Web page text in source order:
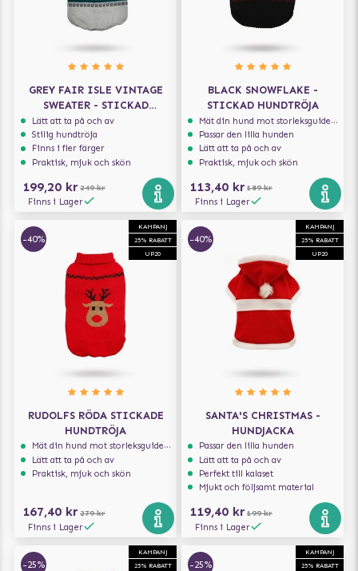
GREY FAIR ISLE VINTAGE
SWEATER - STICKAD
HUNDTRÖJA
Lätt att ta på och av
Stilig hundtröja
Finns i fler färger
Praktisk, mjuk och skön
199,20 kr 249 kr
Finns i Lager
BLACK SNOWFLAKE -
STICKAD HUNDTRÖJA
Mät din hund mot storleksguiden för att få rätt storlek
Passar den lilla hunden
Lätt att ta på och av
Praktisk, mjuk och skön
113,40 kr 189 kr
Finns i Lager
KAMPANJ
25% RABATT
UP20
-40%
RUDOLFS RÖDA STICKADE
HUNDTRÖJA
Mät din hund mot storleksguiden för att få rätt storlek
Lätt att ta på och av
Praktisk, mjuk och skön
167,40 kr 279 kr
Finns i Lager
KAMPANJ
25% RABATT
UP20
-40%
SANTA'S CHRISTMAS -
HUNDJACKA
Passar den lilla hunden
Lätt att ta på och av
Perfekt till kalaset
Mjukt och följsamt material
119,40 kr 199 kr
Finns i Lager
KAMPANJ
25% RABATT
-25%
KAMPANJ
25% RABATT
-25%